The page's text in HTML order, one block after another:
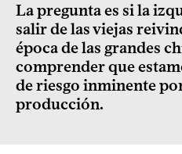
La pregunta es si la
salir de las viejas
época de las grandes
comprender que
de riesgo inminente
producción.